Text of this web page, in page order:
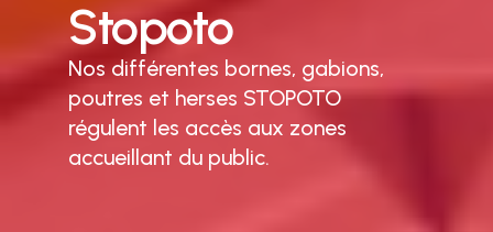
Stopoto
Nos différentes bornes, gabions,
poutres et herses STOPOTO
régulent les accès aux zones
accueillant du public.